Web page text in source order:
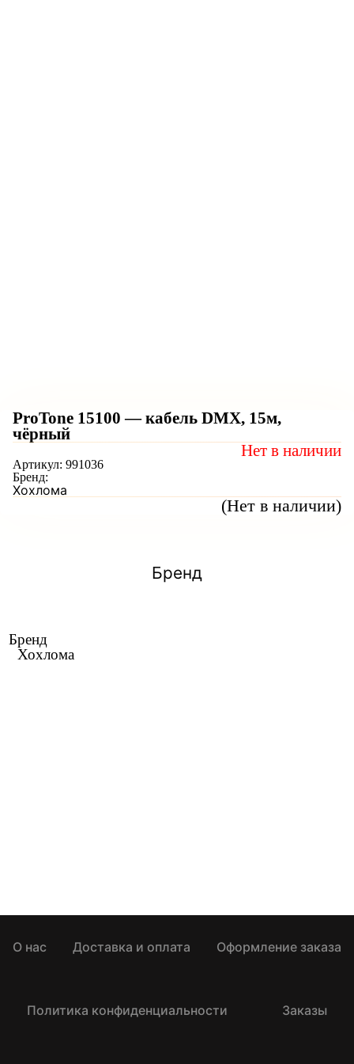
ProTone 15100 — кабель DMX, 15м,
чёрный
(Нет в наличии)
Нет в наличии
Артикул: 991036
Бренд:
Хохлома
Бренд
Бренд
Хохлома
О нас Доставка и оплата Оформление заказа
Политика конфиденциальности Заказы